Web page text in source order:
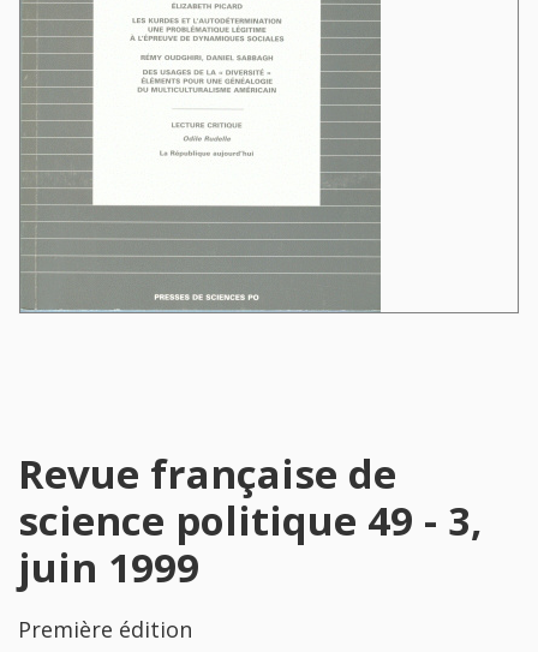
Revue française de
science politique 49 - 3,
juin 1999
Première édition